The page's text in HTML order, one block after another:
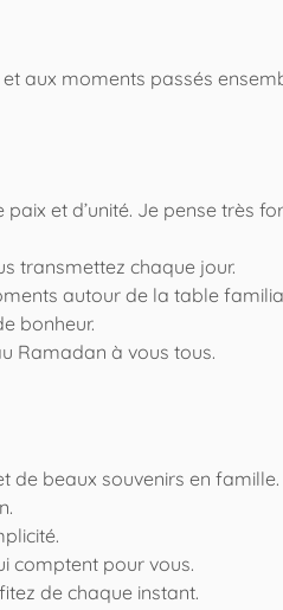
aux moments passés
et d’unité. Je pense très
transmettez chaque jour.
autour de la table
bonheur.
Ramadan à vous tous.
de beaux souvenirs en famille.
comptent pour vous.
de chaque instant.